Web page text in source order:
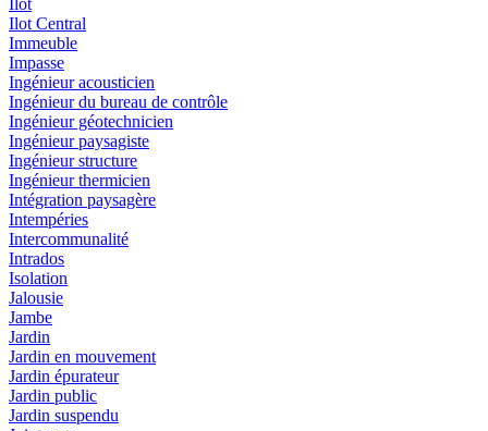
Ilot
Ilot Central
Immeuble
Impasse
Ingénieur acousticien
Ingénieur du bureau de contrôle
Ingénieur géotechnicien
Ingénieur paysagiste
Ingénieur structure
Ingénieur thermicien
Intégration paysagère
Intempéries
Intercommunalité
Intrados
Isolation
Jalousie
Jambe
Jardin
Jardin en mouvement
Jardin épurateur
Jardin public
Jardin suspendu